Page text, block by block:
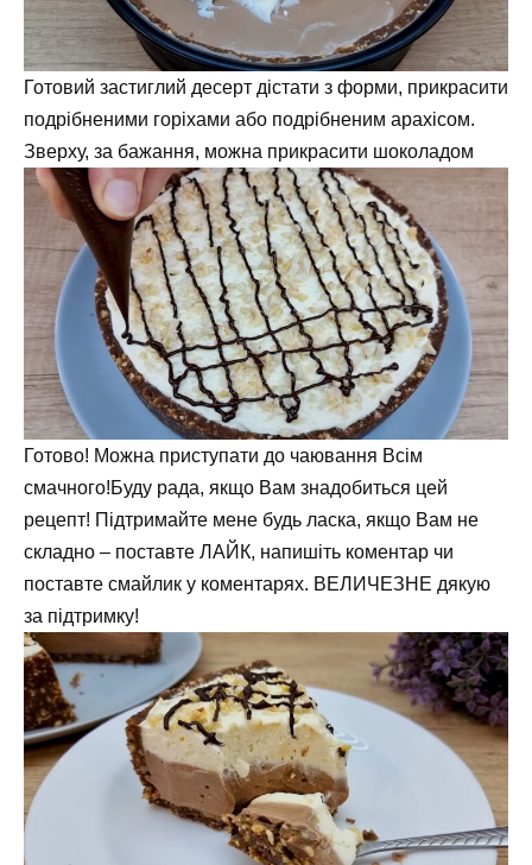
Готовий застиглий десерт дістати з форми, прикрасити
подрібненими горіхами або подрібненим арахісом.
Зверху, за бажання, можна прикрасити шоколадом
Готово! Можна приступати до чаювання Всім
смачного!Буду рада, якщо Вам знадобиться цей
рецепт! Підтримайте мене будь ласка, якщо Вам не
складно – поставте ЛАЙК, напишіть коментар чи
поставте смайлик у коментарях. ВЕЛИЧЕЗНЕ дякую
за підтримку!